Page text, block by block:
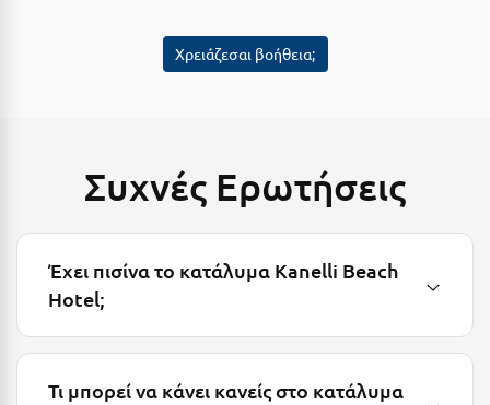
Λακωνία
Λασίθι
Χρειάζεσαι βοήθεια;
Συχνές Ερωτήσεις
Έχει πισίνα το κατάλυμα Kanelli Beach
Hotel;
Τι μπορεί να κάνει κανείς στο κατάλυμα